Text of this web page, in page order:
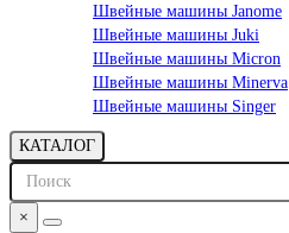
Швейные машины Janome
Швейные машины Juki
Швейные машины Micron
Швейные машины Minerva
Швейные машины Singer
КАТАЛОГ
×